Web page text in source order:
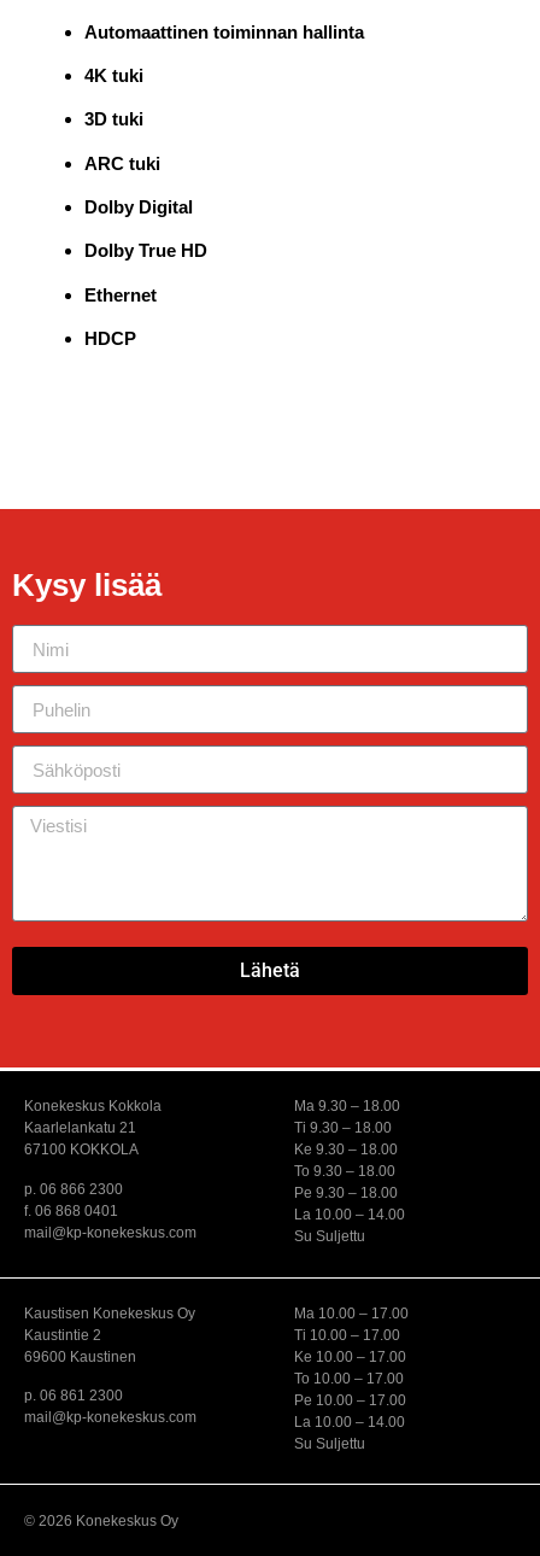
Automaattinen toiminnan hallinta
4K tuki
3D tuki
ARC tuki
Dolby Digital
Dolby True HD
Ethernet
HDCP
Kysy lisää
Lähetä
Konekeskus Kokkola
Kaarlelankatu 21
67100 KOKKOLA
p. 06 866 2300
f. 06 868 0401
mail@kp-konekeskus.com
Ma 9.30 – 18.00
Ti 9.30 – 18.00
Ke 9.30 – 18.00
To 9.30 – 18.00
Pe 9.30 – 18.00
La 10.00 – 14.00
Su Suljettu
Kaustisen Konekeskus Oy
Kaustintie 2
69600 Kaustinen
p. 06 861 2300
mail@kp-konekeskus.com
Ma 10.00 – 17.00
Ti 10.00 – 17.00
Ke 10.00 – 17.00
To 10.00 – 17.00
Pe 10.00 – 17.00
La 10.00 – 14.00
Su Suljettu
© 2026 Konekeskus Oy